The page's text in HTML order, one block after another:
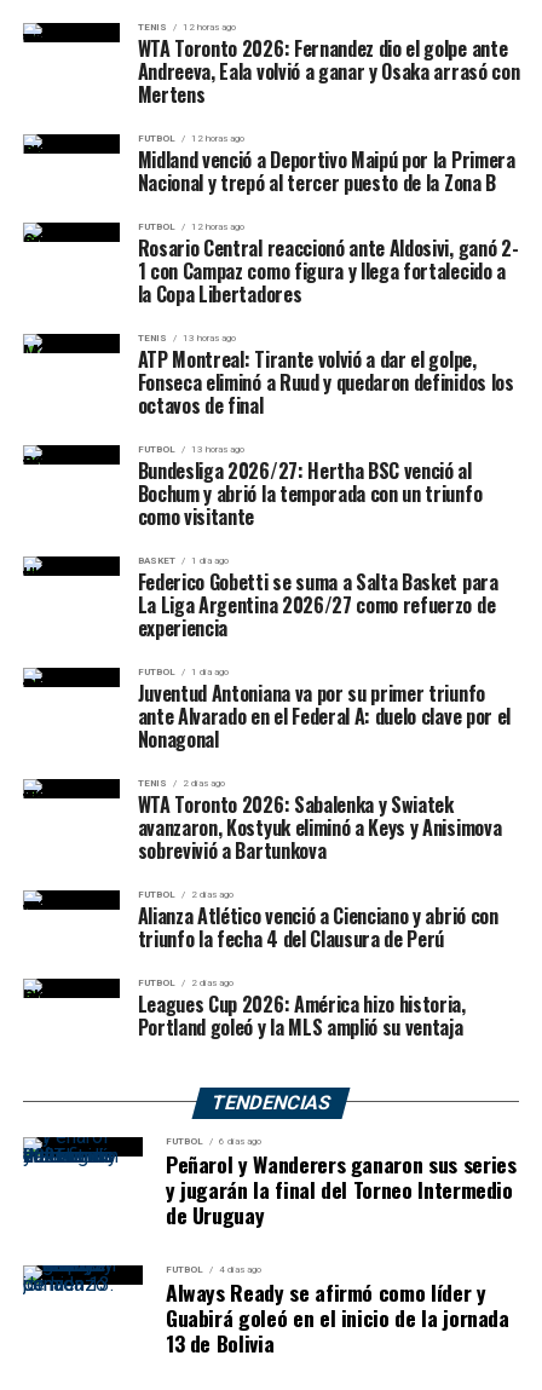
Caballeros:Juan Pablo Rivero
Damas:Candela Villanueva
Triatlón
Adaptado:Daniel Ruiz
Caballeros MTB:
Caballeros Ruta:Alejandro Bulacio
Damas MTB: Paola Alegre
Damas Ruta:Delfina Álvarez
Prensa Municipalidad de Salta
TENIS 12 horas ago
WTA Toronto 2026: Fernandez dio el golpe ante
Andreeva, Eala volvió a ganar y Osaka arrasó con
Mertens
FUTBOL 12 horas ago
Midland venció a Deportivo Maipú por la Primera
Nacional y trepó al tercer puesto de la Zona B
FUTBOL 12 horas ago
Rosario Central reaccionó ante Aldosivi, ganó 2-
1 con Campaz como figura y llega fortalecido a
la Copa Libertadores
TENIS 13 horas ago
ATP Montreal: Tirante volvió a dar el golpe,
Fonseca eliminó a Ruud y quedaron definidos los
octavos de final
FUTBOL 13 horas ago
Bundesliga 2026/27: Hertha BSC venció al
Bochum y abrió la temporada con un triunfo
como visitante
BASKET 1 día ago
Federico Gobetti se suma a Salta Basket para
La Liga Argentina 2026/27 como refuerzo de
experiencia
FUTBOL 1 día ago
Juventud Antoniana va por su primer triunfo
ante Alvarado en el Federal A: duelo clave por el
Nonagonal
TENIS 2 días ago
WTA Toronto 2026: Sabalenka y Swiatek
avanzaron, Kostyuk eliminó a Keys y Anisimova
sobrevivió a Bartunkova
FUTBOL 2 días ago
Alianza Atlético venció a Cienciano y abrió con
triunfo la fecha 4 del Clausura de Perú
FUTBOL 2 días ago
Leagues Cup 2026: América hizo historia,
Portland goleó y la MLS amplió su ventaja
TENDENCIAS
FUTBOL 6 días ago
Peñarol y Wanderers ganaron sus series
y jugarán la final del Torneo Intermedio
de Uruguay
FUTBOL 4 días ago
Always Ready se afirmó como líder y
Guabirá goleó en el inicio de la jornada
13 de Bolivia